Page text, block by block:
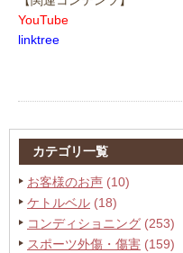
YouTube
linktree
カテゴリ一覧
お客様のお声 (10)
ケトルベル (18)
コンディショニング (253)
スポーツ外傷・傷害 (159)